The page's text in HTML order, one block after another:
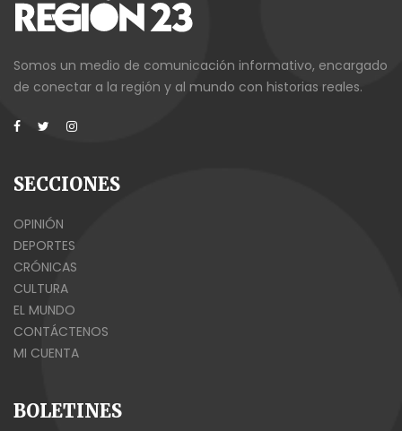
Somos un medio de comunicación informativo, encargado
de conectar a la región y al mundo con historias reales.
SECCIONES
OPINIÓN
DEPORTES
CRÓNICAS
CULTURA
EL MUNDO
CONTÁCTENOS
MI CUENTA
BOLETINES